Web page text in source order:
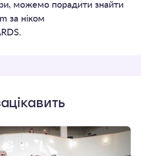
можемо порадити знайти
за ніком